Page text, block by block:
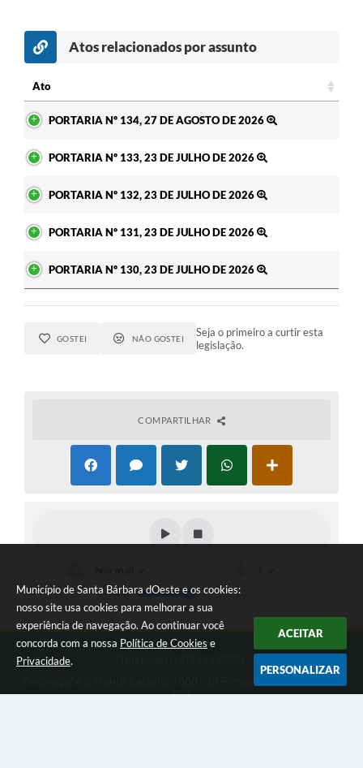
Município de Santa Bárbara dOeste e os cookies:
nosso site usa cookies para melhorar a sua
experiência de navegação. Ao continuar você
concorda com a nossa Política de Cookies e
Privacidade.
ACEITAR
PERSONALIZAR
Atos relacionados por assunto
Ato
PORTARIA Nº 134, 27 DE AGOSTO DE 2026
PORTARIA Nº 133, 23 DE JULHO DE 2026
PORTARIA Nº 132, 23 DE JULHO DE 2026
PORTARIA Nº 131, 23 DE JULHO DE 2026
PORTARIA Nº 130, 23 DE JULHO DE 2026
GOSTEI NÃO GOSTEI
Seja o primeiro a curtir esta
legislação.
COMPARTILHAR
901